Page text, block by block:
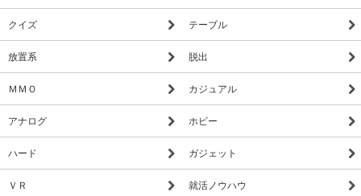
クイズ テーブル
放置系 脱出
ＭＭＯ カジュアル
アナログ ホビー
ハード ガジェット
ＶＲ 就活ノウハウ